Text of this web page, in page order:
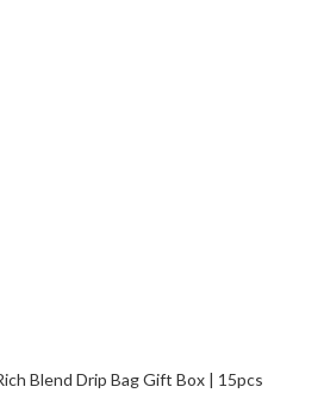
Blend Drip Bag Gift Box | 15pcs